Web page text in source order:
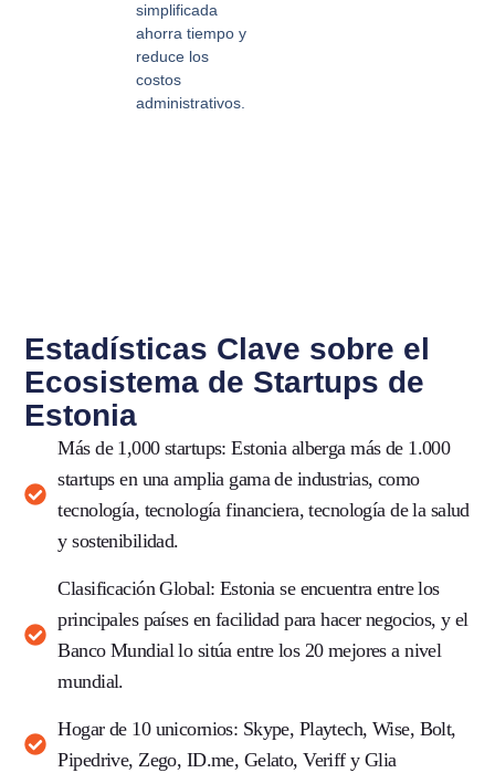
simplificada
ahorra tiempo y
reduce los
costos
administrativos.
Estadísticas Clave sobre el
Ecosistema de Startups de
Estonia
Más de 1,000 startups: Estonia alberga más de 1.000
startups en una amplia gama de industrias, como
tecnología, tecnología financiera, tecnología de la salud
y sostenibilidad.
Clasificación Global: Estonia se encuentra entre los
principales países en facilidad para hacer negocios, y el
Banco Mundial lo sitúa entre los 20 mejores a nivel
mundial.
Hogar de 10 unicornios: Skype, Playtech, Wise, Bolt,
Pipedrive, Zego, ID.me, Gelato, Veriff y Glia